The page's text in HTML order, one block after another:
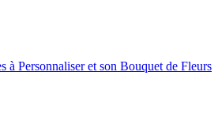
à Personnaliser et son Bouquet de Fleurs